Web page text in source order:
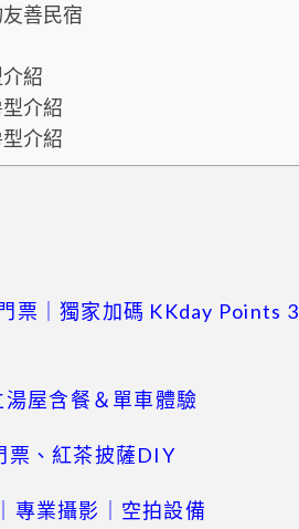
善民宿
紹
介紹
介紹
票｜獨家加碼 KKday Points 3
屋含餐＆單車體驗
票、紅茶披薩DIY
專業攝影｜空拍設備